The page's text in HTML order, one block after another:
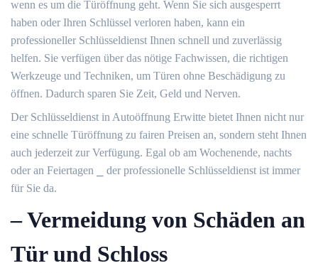
wenn es um die Türöffnung geht.​ Wenn Sie sich ausgesperrt
haben oder Ihren Schlüssel verloren haben, kann ein
professioneller Schlüsseldienst Ihnen schnell und zuverlässig
helfen.​ Sie verfügen über das nötige Fachwissen, die richtigen
Werkzeuge und Techniken, um Türen ohne Beschädigung zu
öffnen. Dadurch sparen Sie Zeit, Geld und Nerven.​
Der Schlüsseldienst in Autoöffnung Erwitte bietet Ihnen nicht nur
eine schnelle Türöffnung zu fairen Preisen an, sondern steht Ihnen
auch jederzeit zur Verfügung.​ Egal ob am Wochenende, nachts
oder an Feiertagen ⎯ der professionelle Schlüsseldienst ist immer
für Sie da.​
– Vermeidung von Schäden an
Tür und Schloss